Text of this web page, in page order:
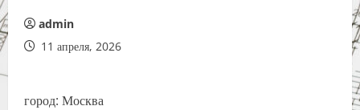
admin
11 апреля, 2026
город: Москва